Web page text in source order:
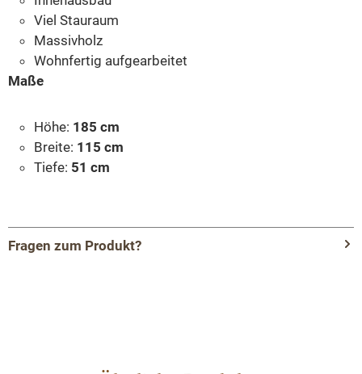
Viel Stauraum
Massivholz
Wohnfertig aufgearbeitet
Maße
Höhe: 185 cm
Breite: 115 cm
Tiefe: 51 cm
Fragen zum Produkt?